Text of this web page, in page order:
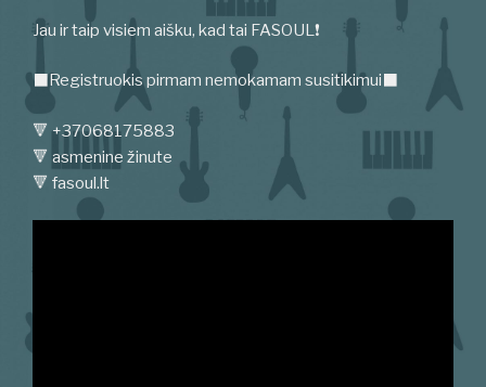
Jau ir taip visiem aišku, kad tai FASOUL❗
⬛️Registruokis pirmam nemokamam susitikimui⬛️
🔻 +37068175883
🔻 asmenine žinute
🔻 fasoul.lt